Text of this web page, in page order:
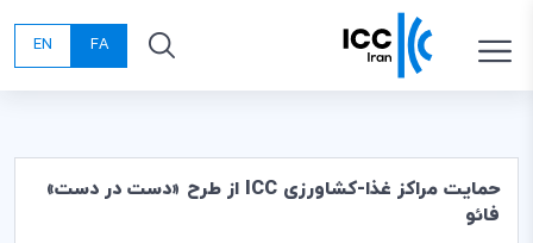
FA
EN
حمایت مراکز غذا-کشاورزی ICC از طرح «دست در دست»
فائو